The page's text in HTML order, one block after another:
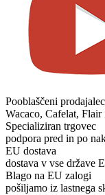
Pooblaščeni prodajalec
Wacaco, Cafelat, Flair
Specializiran trgovec
podpora pred in po
EU dostava
dostava v vse države
Blago na EU zalogi
pošiljamo iz lastnega